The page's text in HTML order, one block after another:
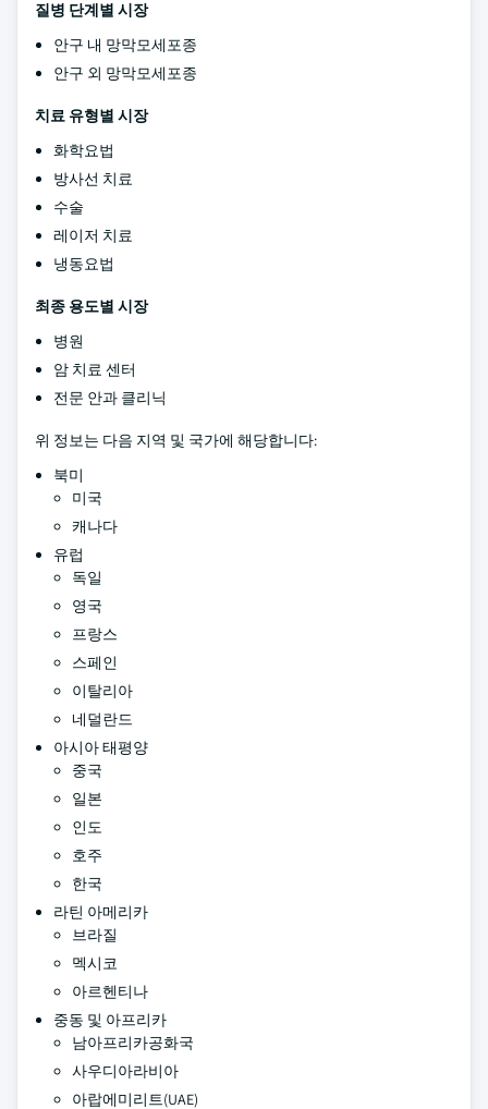
질병 단계별 시장
안구 내 망막모세포종
안구 외 망막모세포종
치료 유형별 시장
화학요법
방사선 치료
수술
레이저 치료
냉동요법
최종 용도별 시장
병원
암 치료 센터
전문 안과 클리닉
위 정보는 다음 지역 및 국가에 해당합니다:
북미
미국
캐나다
유럽
독일
영국
프랑스
스페인
이탈리아
네덜란드
아시아 태평양
중국
일본
인도
호주
한국
라틴 아메리카
브라질
멕시코
아르헨티나
중동 및 아프리카
남아프리카공화국
사우디아라비아
아랍에미리트(UAE)